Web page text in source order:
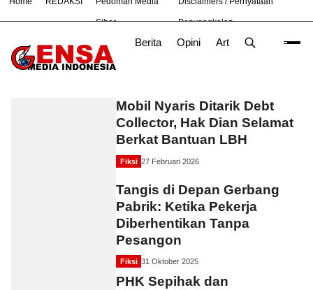
Siber Penyangkalan
Berita Opini Artikel
# Bekasi Nasional News Purwakarta TNI
Fiksi
Mobil Nyaris Ditarik Debt
Collector, Hak Dian Selamat
Berkat Bantuan LBH
Fiksi 27 Februari 2026
Tangis di Depan Gerbang
Pabrik: Ketika Pekerja
Diberhentikan Tanpa
Pesangon
Fiksi 31 Oktober 2025
PHK Sepihak dan